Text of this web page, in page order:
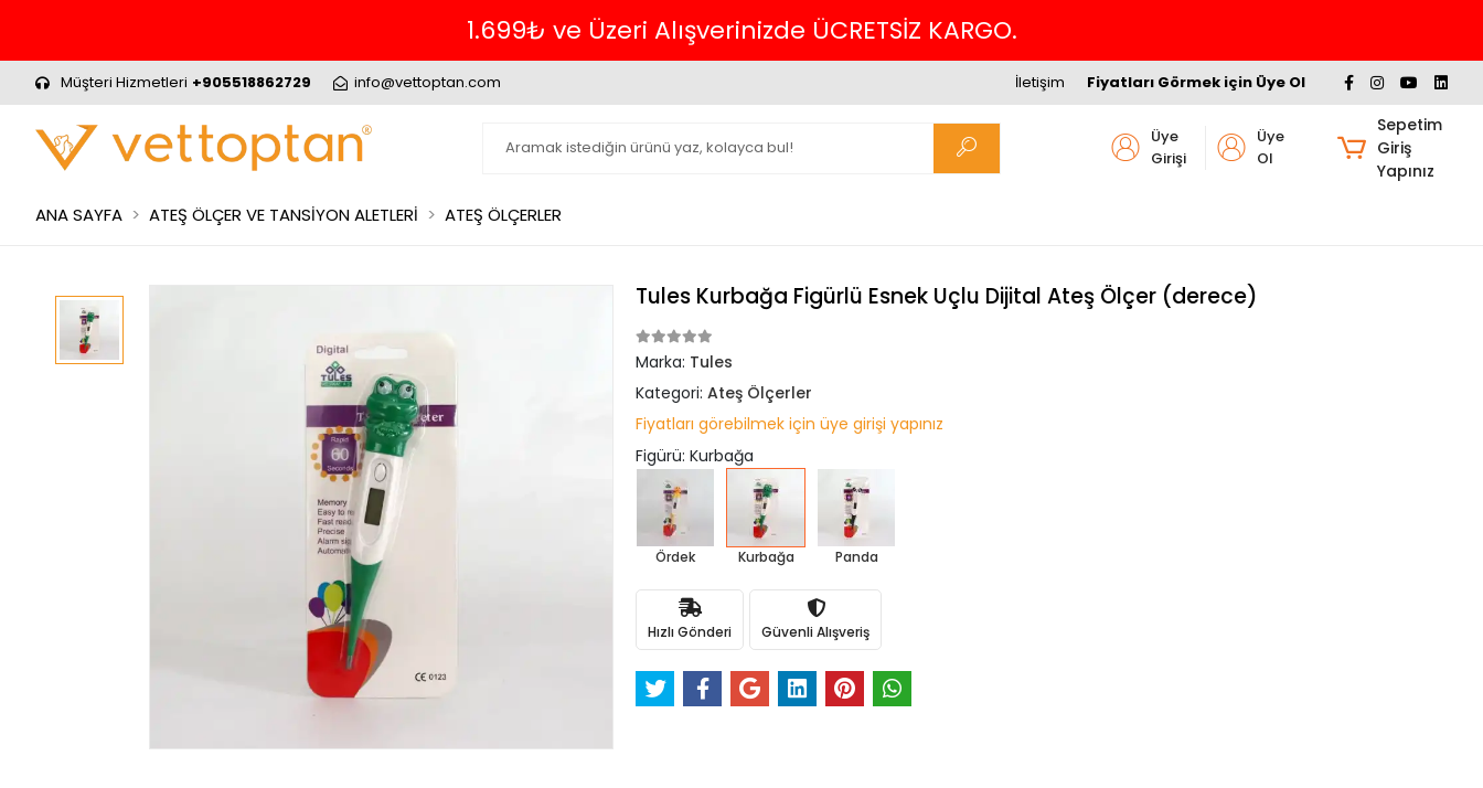
1.699₺ ve Üzeri Alışverinizde ÜCRETSİZ KARGO.
Müşteri Hizmetleri +905518862729 info@vettoptan.com Fiyatları Görmek için Üye Ol
İletişim
Üye
Girişi
Üye
Ol
Sepetim
Giriş
Yapınız
ANA SAYFA ATEŞ ÖLÇER VE TANSİYON ALETLERİ ATEŞ ÖLÇERLER
Tules Kurbağa Figürlü Esnek Uçlu Dijital Ateş Ölçer (derece)
Marka: Tules
Kategori:Ateş Ölçerler
Fiyatları görebilmek için üye girişi yapınız
Figürü: Kurbağa
Ördek Kurbağa Panda
Hızlı Gönderi Güvenli Alışveriş